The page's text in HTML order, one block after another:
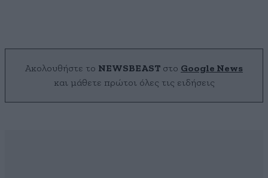
Ακολουθήστε το NEWSBEAST στο Google News
και μάθετε πρώτοι όλες τις ειδήσεις